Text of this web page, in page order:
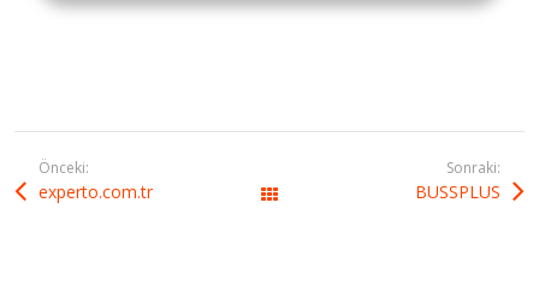
Önceki:
experto.com.tr
Sonraki:
BUSSPLUS